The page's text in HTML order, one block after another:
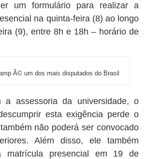
um formulário para realizar a
na quinta-feira (8) ao longo
(9), entre 8h e 18h – horário de
Ã© um dos mais disputados do Brasil
a assessoria da universidade, o
esta exigência perde o
não poderá ser convocado
Além disso, ele também
matrícula presencial em 19 de